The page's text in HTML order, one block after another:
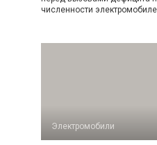
численности
Электромобили